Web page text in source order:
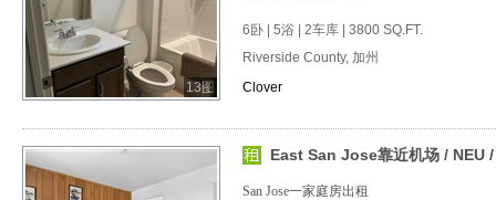
13图
6卧 | 5浴 | 2车库 | 3800 SQ.FT.
Riverside County, 加州
Clover
East San Jose靠近机场 / NEU
San Jose一家庭房出租